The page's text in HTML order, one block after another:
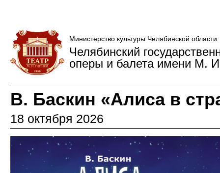
Министерство культуры Челябинской области
Челябинский
оперы и балета имени М.
В. Баскин «Алиса в
18 октября 2026